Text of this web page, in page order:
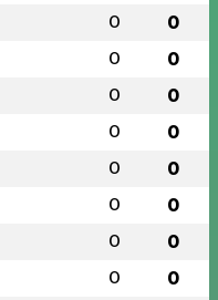
0 0
0 0
0 0
0 0
0 0
0 0
0 0
0 0